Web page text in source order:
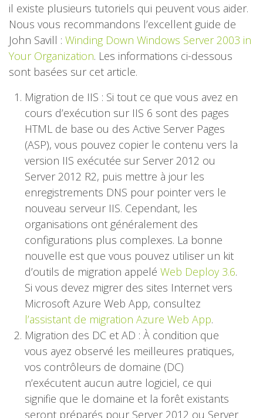
il existe plusieurs tutoriels qui peuvent vous aider.
Nous vous recommandons l’excellent guide de
John Savill : Winding Down Windows Server 2003 in
Your Organization. Les informations ci-dessous
sont basées sur cet article.
Migration de IIS : Si tout ce que vous avez en
cours d’exécution sur IIS 6 sont des pages
HTML de base ou des Active Server Pages
(ASP), vous pouvez copier le contenu vers la
version IIS exécutée sur Server 2012 ou
Server 2012 R2, puis mettre à jour les
enregistrements DNS pour pointer vers le
nouveau serveur IIS. Cependant, les
organisations ont généralement des
configurations plus complexes. La bonne
nouvelle est que vous pouvez utiliser un kit
d’outils de migration appelé Web Deploy 3.6.
Si vous devez migrer des sites Internet vers
Microsoft Azure Web App, consultez
l’assistant de migration Azure Web App.
Migration des DC et AD : À condition que
vous ayez observé les meilleures pratiques,
vos contrôleurs de domaine (DC)
n’exécutent aucun autre logiciel, ce qui
signifie que le domaine et la forêt existants
seront préparés pour Server 2012 ou Server